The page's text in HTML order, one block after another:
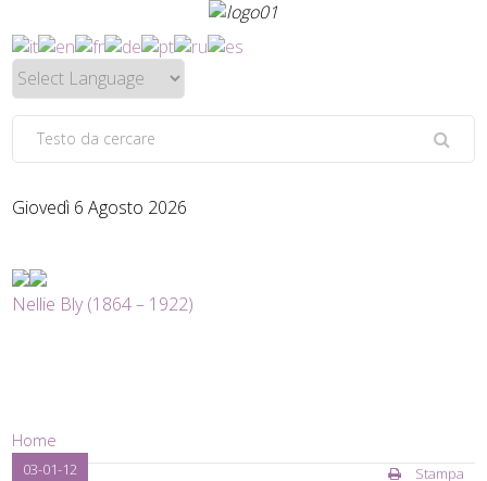
Giovedì 6 Agosto 2026
Nellie Bly (1864 – 1922)
Home
03-01-12 Stampa